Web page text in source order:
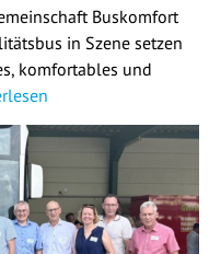
Buskomfort
in Szene setzen
komfortables und